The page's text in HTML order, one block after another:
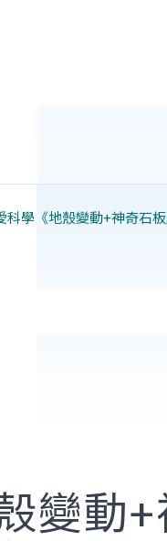
科學《地殼變動+神奇石板
變動